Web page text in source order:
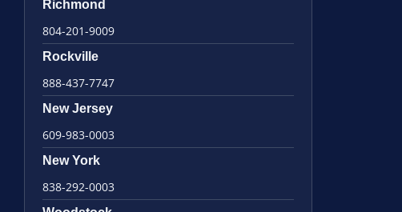
Richmond
804-201-9009
Rockville
888-437-7747
New Jersey
609-983-0003
New York
838-292-0003